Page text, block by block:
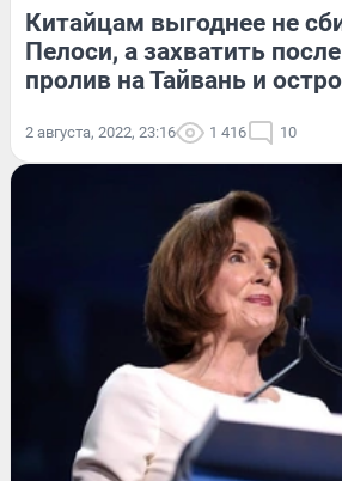
Китайцам выгоднее не
Пелоси, а захватить
пролив на Тайвань и
2 августа, 2022, 23:16 1 416 10